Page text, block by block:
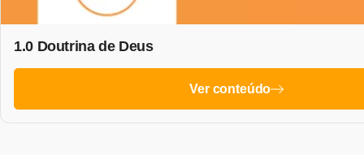
1.0 Doutrina de Deus
Ver conteúdo